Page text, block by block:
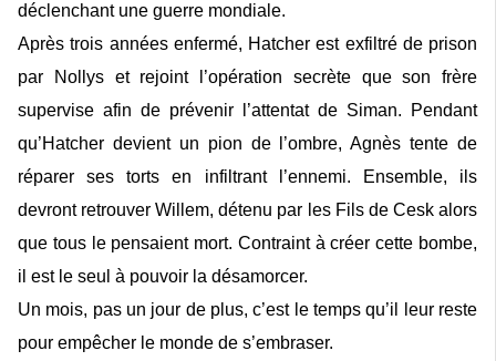
déclenchant une guerre mondiale.
Après trois années enfermé, Hatcher est exfiltré de prison
par Nollys et rejoint l’opération secrète que son frère
supervise afin de prévenir l’attentat de Siman. Pendant
qu’Hatcher devient un pion de l’ombre, Agnès tente de
réparer ses torts en infiltrant l’ennemi. Ensemble, ils
devront retrouver Willem, détenu par les Fils de Cesk alors
que tous le pensaient mort. Contraint à créer cette bombe,
il est le seul à pouvoir la désamorcer.
Un mois, pas un jour de plus, c’est le temps qu’il leur reste
pour empêcher le monde de s’embraser.